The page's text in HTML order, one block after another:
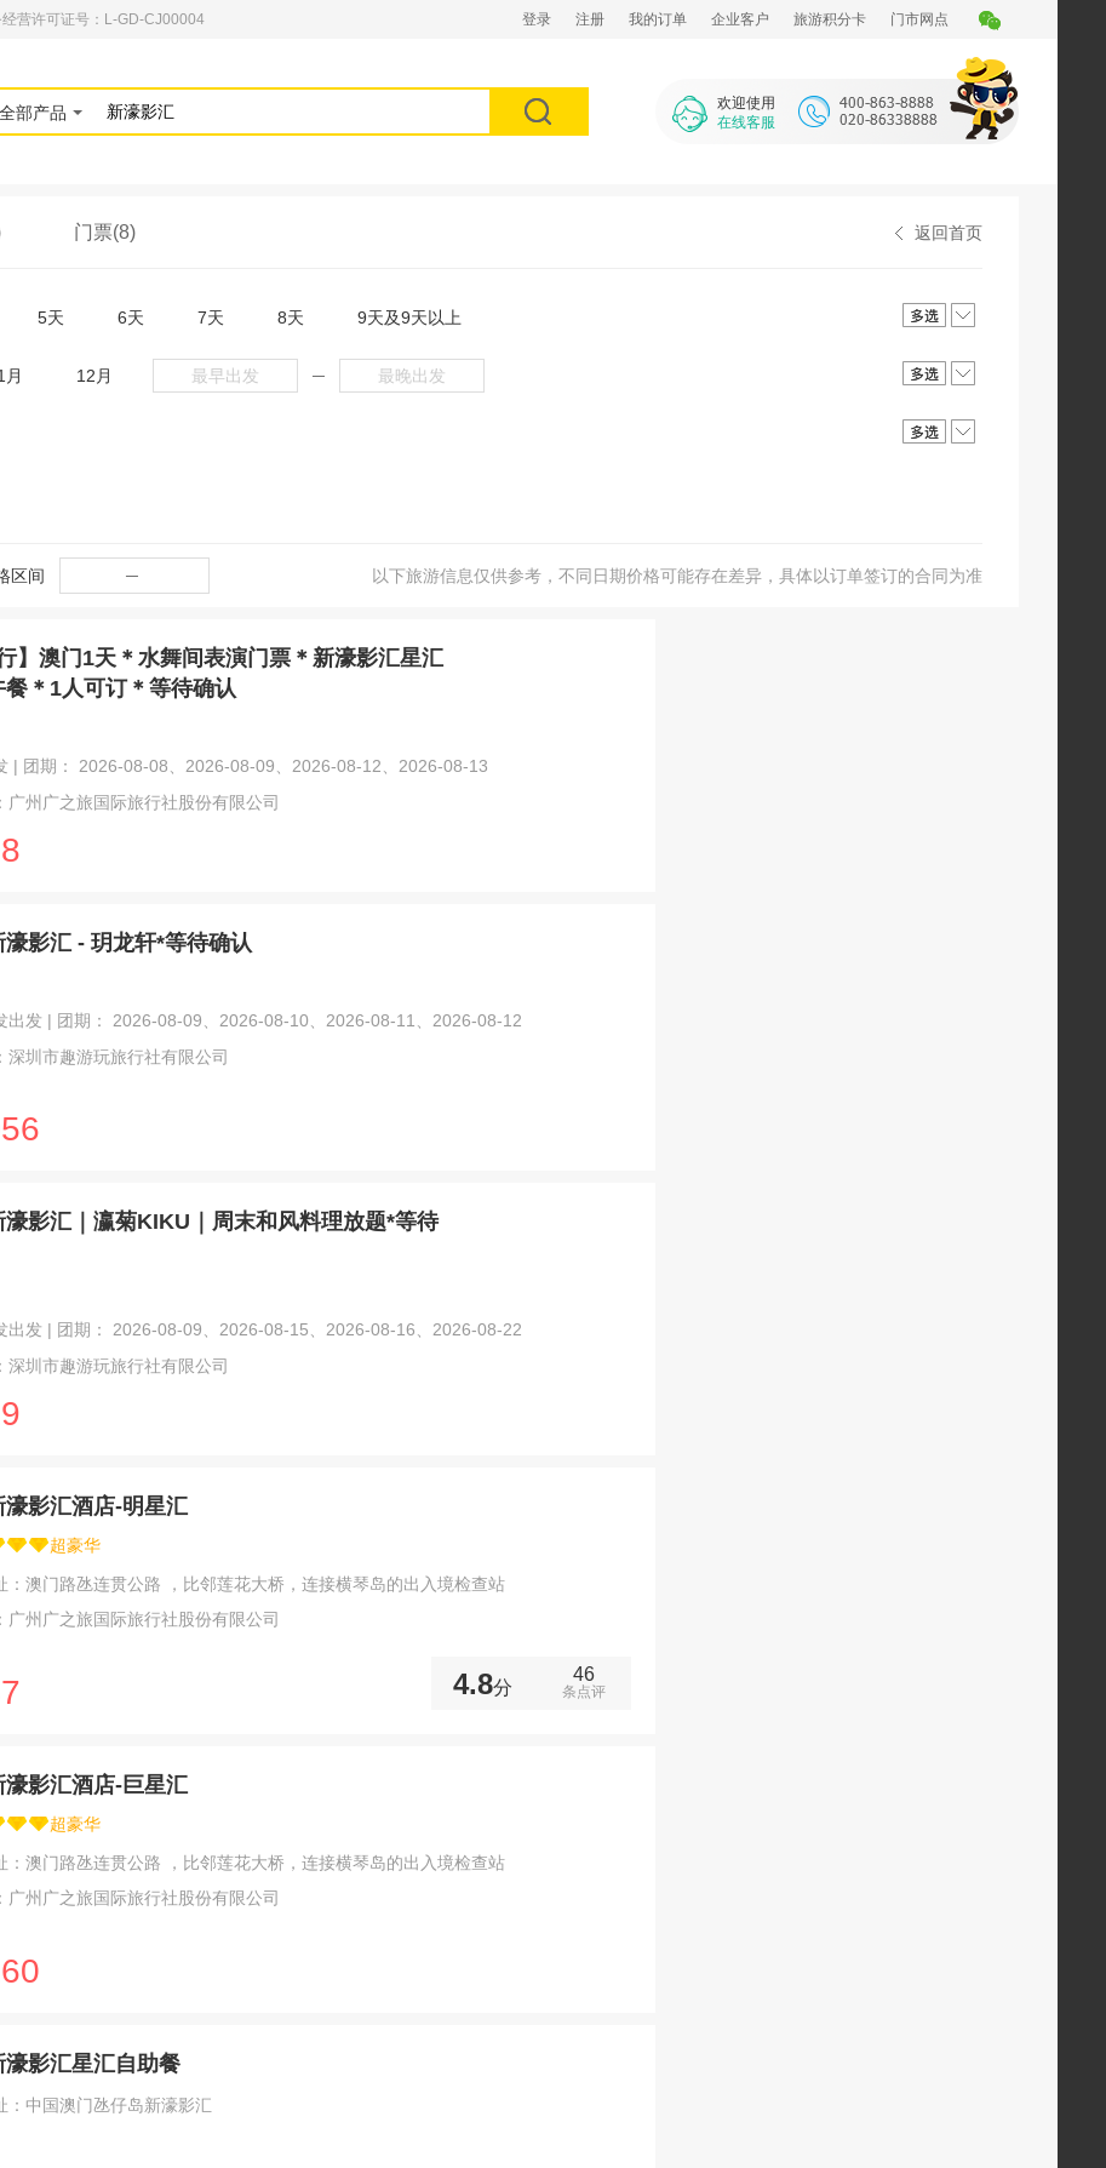
营许可证号：L-GD-CJ00004 登录 注册 我的订单 企业客户 旅游积分卡 门市网点
全部产品
欢迎使用
在线客服
返回首页
门票(8)
5天 6天 7天 8天 9天及9天以上
月 12月 ─
区间 ─ 以下旅游信息仅供参考，不同日期价格可能存在差异，具体以订单签订的合同为准
行】澳门1天＊水舞间表演门票＊新濠影汇星汇
餐＊1人可订＊等待确认
| 团期： 2026-08-08、2026-08-09、2026-08-12、2026-08-13
广州广之旅国际旅行社股份有限公司
濠影汇 - 玥龙轩*等待确认
出发 | 团期： 2026-08-09、2026-08-10、2026-08-11、2026-08-12
深圳市趣游玩旅行社有限公司
濠影汇｜瀛菊KIKU｜周末和风料理放题*等待
出发 | 团期： 2026-08-09、2026-08-15、2026-08-16、2026-08-22
深圳市趣游玩旅行社有限公司
濠影汇酒店-明星汇
超豪华
：澳门路氹连贯公路 ，比邻莲花大桥，连接横琴岛的出入境检查站
广州广之旅国际旅行社股份有限公司
4.8分
46
条点评
濠影汇酒店-巨星汇
超豪华
：澳门路氹连贯公路 ，比邻莲花大桥，连接横琴岛的出入境检查站
广州广之旅国际旅行社股份有限公司
濠影汇星汇自助餐
：中国澳门氹仔岛新濠影汇